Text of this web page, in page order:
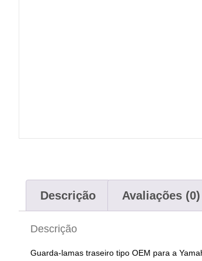
Descrição Avaliações (0)
Descrição
Guarda-lamas traseiro tipo OEM para a